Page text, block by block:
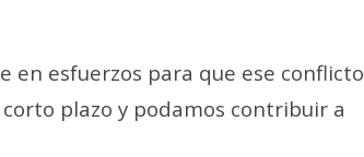
en esfuerzos para que ese conflicto
plazo y podamos contribuir a